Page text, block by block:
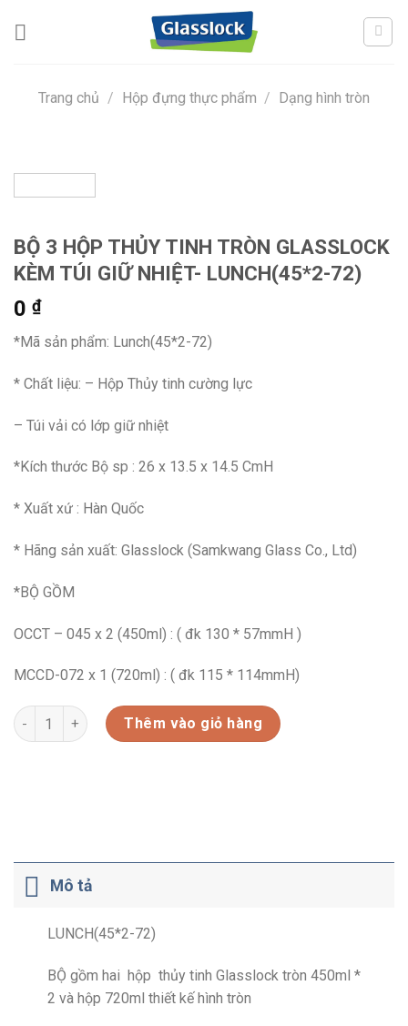
Trang chủ / Hộp đựng thực phẩm / Dạng hình tròn
BỘ 3 HỘP THỦY TINH TRÒN GLASSLOCK
KÈM TÚI GIỮ NHIỆT- LUNCH(45*2-72)
0 ₫
*Mã sản phẩm: Lunch(45*2-72)
* Chất liệu: – Hộp Thủy tinh cường lực
– Túi vải có lớp giữ nhiệt
*Kích thước Bộ sp : 26 x 13.5 x 14.5 CmH
* Xuất xứ : Hàn Quốc
* Hãng sản xuất: Glasslock (Samkwang Glass Co., Ltd)
*BỘ GỒM
OCCT – 045 x 2 (450ml) : ( đk 130 * 57mmH )
MCCD-072 x 1 (720ml) : ( đk 115 * 114mmH)
BỘ 3 HỘP THỦY TINH TRÒN GLASSLOCK KÈM TÚI GIỮ NHIỆT-
Thêm vào giỏ hàng
Mô tả
LUNCH(45*2-72)
BỘ gồm hai hộp thủy tinh Glasslock tròn 450ml *
2 và hộp 720ml thiết kế hình tròn